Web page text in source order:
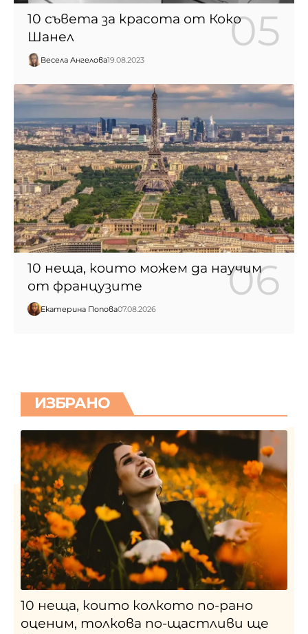
10 съвета за красота от Коко
Шанел
Весела Ангелова19.08.2023
10 неща, които можем да научим
от французите
Екатерина Попова07.08.2026
ИЗБРАНО
10 неща, които колкото по-рано
оценим, толкова по-щастливи ще